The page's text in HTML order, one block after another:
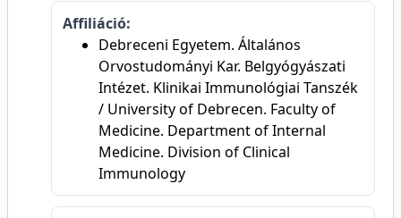
Affiliáció:
Debreceni Egyetem. Általános
Orvostudományi Kar. Belgyógyászati
Intézet. Klinikai Immunológiai Tanszék
/ University of Debrecen. Faculty of
Medicine. Department of Internal
Medicine. Division of Clinical
Immunology